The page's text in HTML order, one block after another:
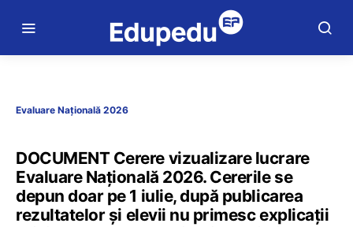
Evaluare Națională 2026
DOCUMENT Cerere vizualizare lucrare
Evaluare Națională 2026. Cererile se
depun doar pe 1 iulie, după publicarea
rezultatelor și elevii nu primesc explicații